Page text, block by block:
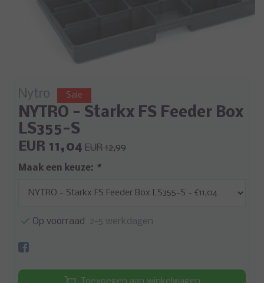
Nytro Sale
NYTRO - Starkx FS Feeder Box
LS355-S
EUR 11,04 EUR 12,99
Maak een keuze: *
Op voorraad 2-5 werkdagen